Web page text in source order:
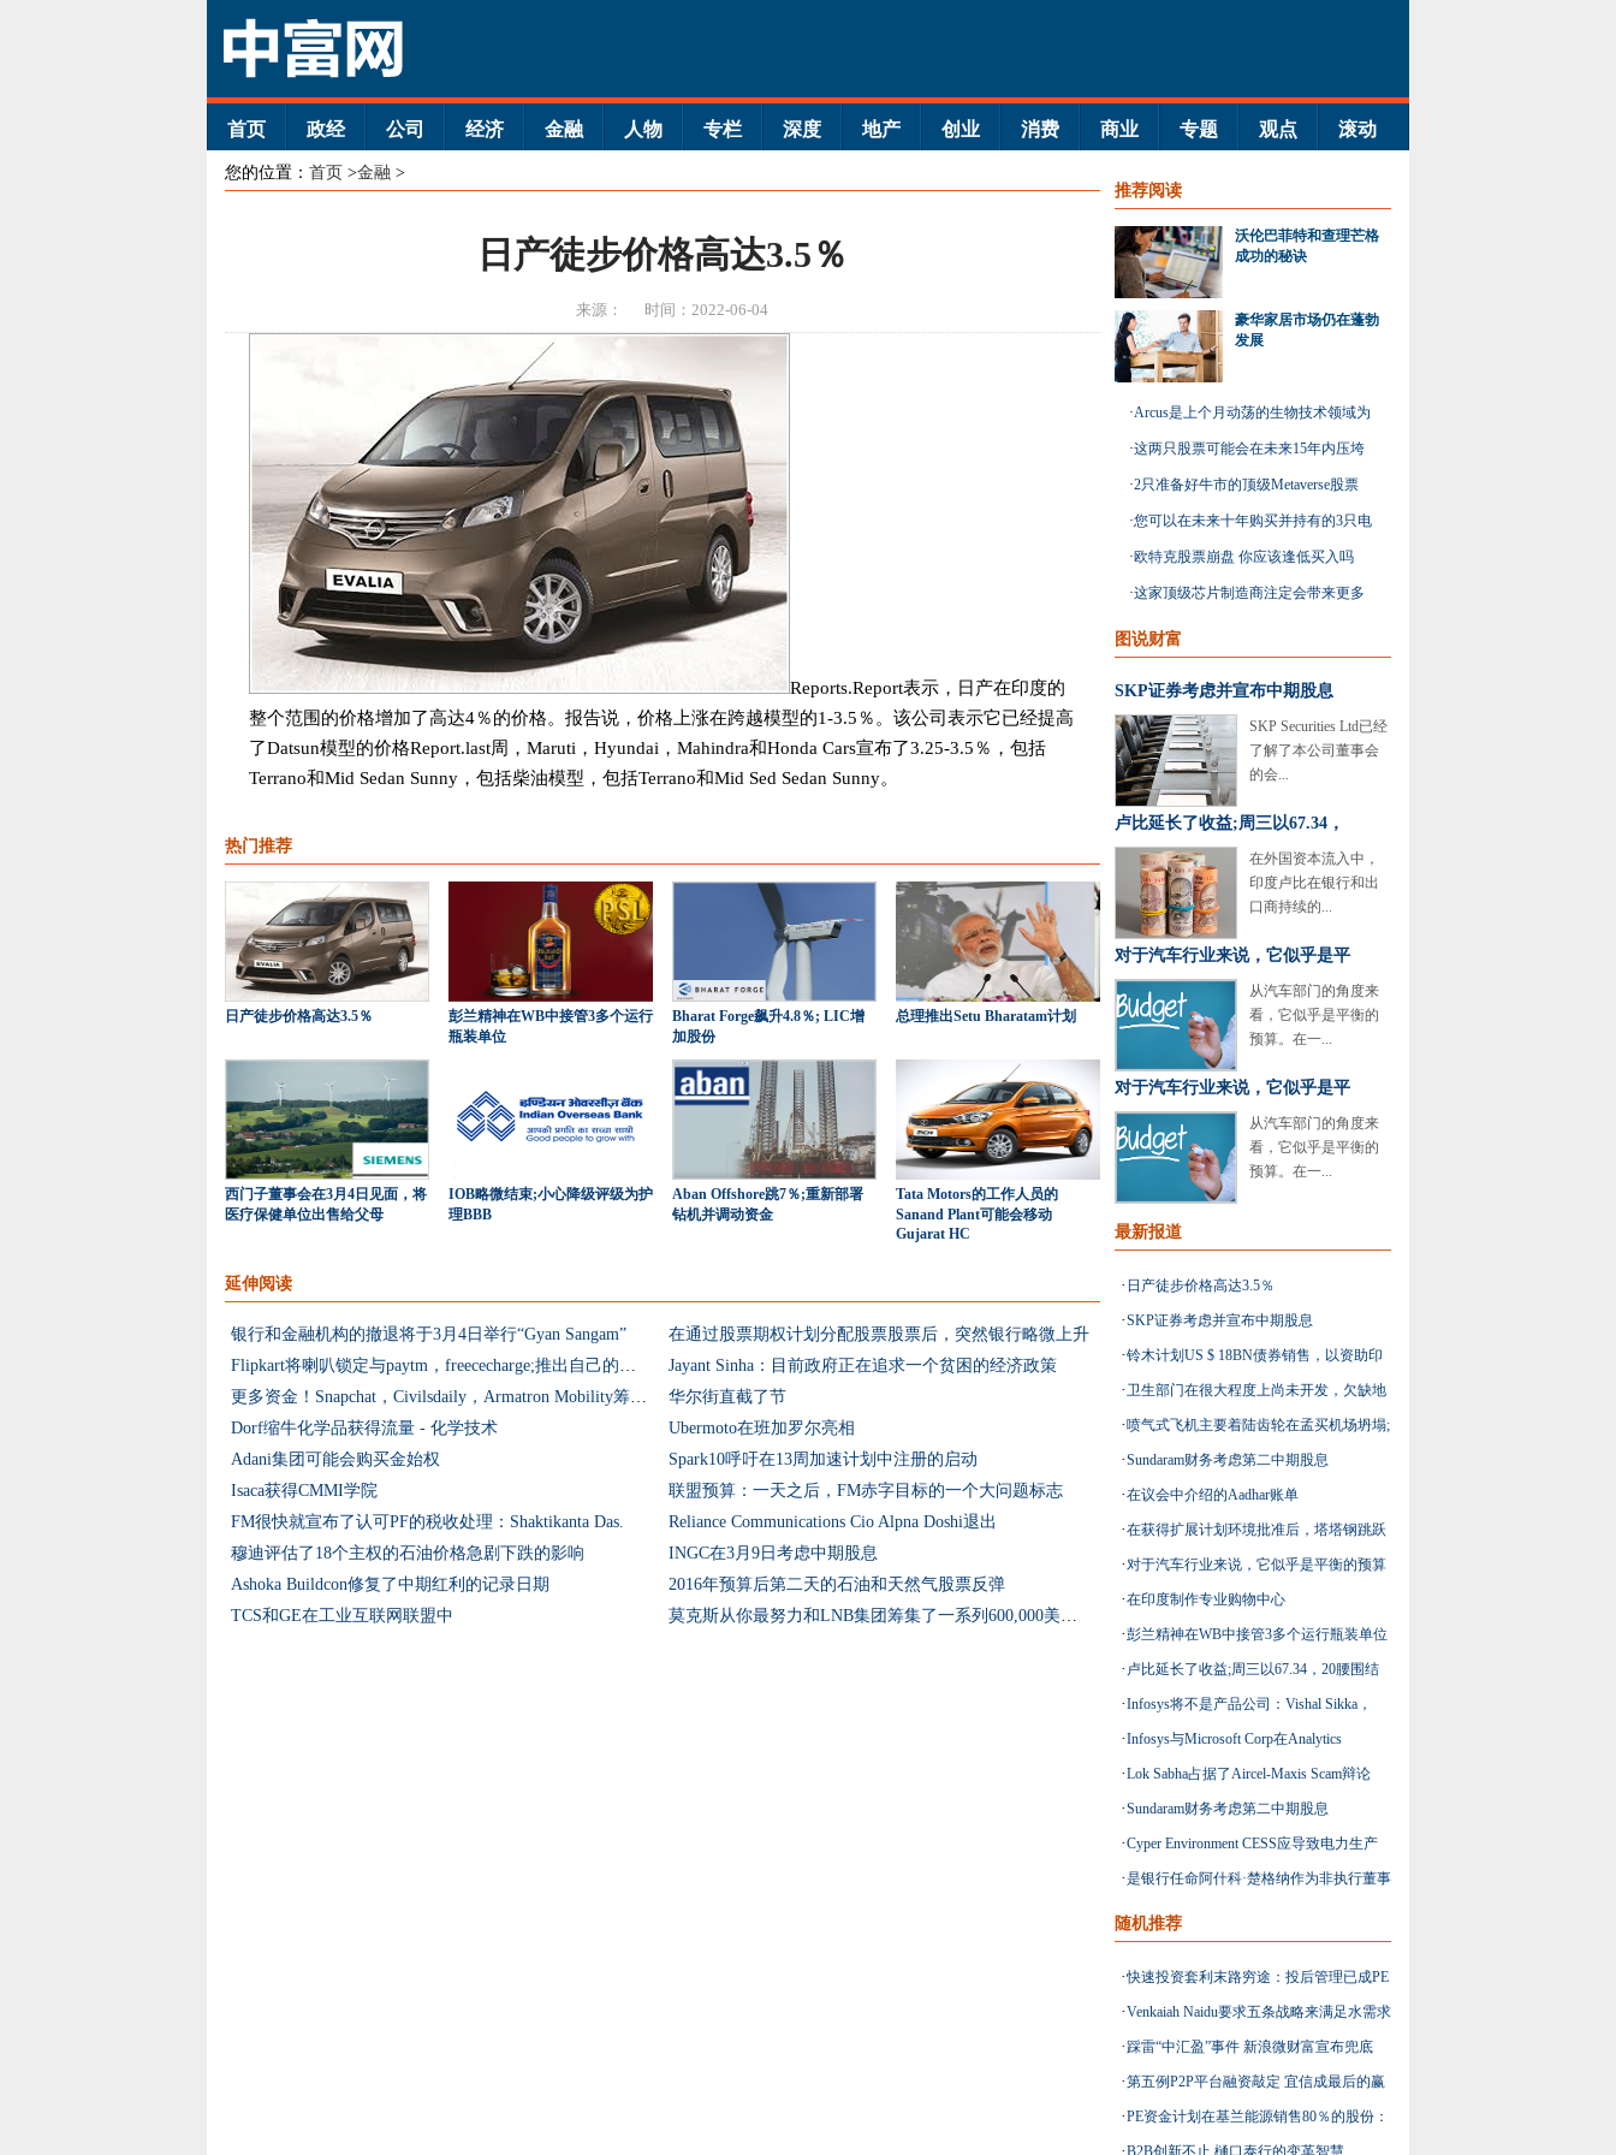
首页 政经 公司 经济 金融 人物 专栏 深度 地产 创业 消费 商业 专题 观点 滚动
您的位置： 首页 >金融 >
日产徒步价格高达3.5％
来源： 时间：2022-06-04
Reports.Report表示，日产在印度的
整个范围的价格增加了高达4％的价格。报告说，价格上涨在跨越模型的1-3.5％。该公司表示它已经提高
了Datsun模型的价格Report.last周，Maruti，Hyundai，Mahindra和Honda Cars宣布了3.25-3.5％，包括
Terrano和Mid Sedan Sunny，包括柴油模型，包括Terrano和Mid Sed Sedan Sunny。
热门推荐
日产徒步价格高达3.5％
彭兰精神在WB中接管3多个运行
瓶装单位
Bharat Forge飙升4.8％; LIC增
加股份
总理推出Setu Bharatam计划
西门子董事会在3月4日见面，将
医疗保健单位出售给父母
IOB略微结束;小心降级评级为护
理BBB
Aban Offshore跳7％;重新部署
钻机并调动资金
Tata Motors的工作人员的
Sanand Plant可能会移动
Gujarat HC
延伸阅读
银行和金融机构的撤退将于3月4日举行“Gyan Sangam”
在通过股票期权计划分配股票股票后，突然银行略微上升
Flipkart将喇叭锁定与paytm，freececharge;推出自己的手机钱包
Jayant Sinha：目前政府正在追求一个贫困的经济政策
更多资金！Snapchat，Civilsdaily，Armatron Mobility筹集资金
华尔街直截了节
Dorf缩牛化学品获得流量 - 化学技术
Ubermoto在班加罗尔亮相
Adani集团可能会购买金始权
Spark10呼吁在13周加速计划中注册的启动
Isaca获得CMMI学院
联盟预算：一天之后，FM赤字目标的一个大问题标志
FM很快就宣布了认可PF的税收处理：Shaktikanta Das.
Reliance Communications Cio Alpna Doshi退出
穆迪评估了18个主权的石油价格急剧下跌的影响
INGC在3月9日考虑中期股息
Ashoka Buildcon修复了中期红利的记录日期
2016年预算后第二天的石油和天然气股票反弹
TCS和GE在工业互联网联盟中
莫克斯从你最努力和LNB集团筹集了一系列600,000美元的基金
推荐阅读
沃伦巴菲特和查理芒格
成功的秘诀
豪华家居市场仍在蓬勃
发展
·Arcus是上个月动荡的生物技术领域为
数不多的赢家之一
·这两只股票可能会在未来15年内压垮
市场
·2只准备好牛市的顶级Metaverse股票
·您可以在未来十年购买并持有的3只电
动汽车股票
·欧特克股票崩盘 你应该逢低买入吗
·这家顶级芯片制造商注定会带来更多
优势
图说财富
SKP证券考虑并宣布中期股息
SKP Securities Ltd已经
了解了本公司董事会
的会...
卢比延长了收益;周三以67.34，
在外国资本流入中，
印度卢比在银行和出
口商持续的...
对于汽车行业来说，它似乎是平
从汽车部门的角度来
看，它似乎是平衡的
预算。在一...
对于汽车行业来说，它似乎是平
从汽车部门的角度来
看，它似乎是平衡的
预算。在一...
最新报道
· 日产徒步价格高达3.5％
·SKP证券考虑并宣布中期股息
·铃木计划US $ 18BN债券销售，以资助印
度扩张
·卫生部门在很大程度上尚未开发，欠缺地
区：LAL PATHLABS博士DILIP BIDANI
·喷气式飞机主要着陆齿轮在孟买机场坍塌;
库存1％
·Sundaram财务考虑第二中期股息
·在议会中介绍的Aadhar账单
·在获得扩展计划环境批准后，塔塔钢跳跃
7.2％
·对于汽车行业来说，它似乎是平衡的预算
- 蒙皮公司
·在印度制作专业购物中心
·彭兰精神在WB中接管3多个运行瓶装单位
· 卢比延长了收益;周三以67.34，20腰围结
束
·Infosys将不是产品公司：Vishal Sikka，
Infosys
·Infosys与Microsoft Corp在Analytics
Solutions上进行协作
·Lok Sabha占据了Aircel-Maxis Scam辩论
·Sundaram财务考虑第二中期股息
·Cyper Environment CESS应导致电力生产
商的投入成本增加 - SAPIET全球市场
·是银行任命阿什科·楚格纳作为非执行董事
随机推荐
·快速投资套利末路穷途：投后管理已成PE
基金盈利关键
·Venkaiah Naidu要求五条战略来满足水需求
·踩雷“中汇盈”事件 新浪微财富宣布兜底
·第五例P2P平台融资敲定 宜信成最后的赢
家
·PE资金计划在基兰能源销售80％的股份：
·